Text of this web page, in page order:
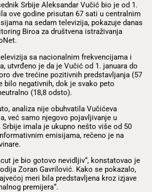
Srbije Aleksandar Vučić bio je od 1.
ove godine prisutan 67 sati u centralnim
na sedam televizija, pokazuje danas
Biroa za društvena istraživanja
sa nacionalnim frekvencijama i
utvrđeno je da je Vučić od 1. januara do
dve trećine pozitivnih predstavljanja (57
bilo negativnih, dok je svako peto
(18,8 odsto).
analiza nije obuhvatila Vučićeva
već samo njegovo pojavljivanje u
imala je ukupno nešto više od 50
emisijama, rečeno je na
je bio gotovo nevidljiv“, konstatovao je
Zoran Gavrilović. Kako se pokazalo,
meri bila predstavljena kroz izjave
premijera“.